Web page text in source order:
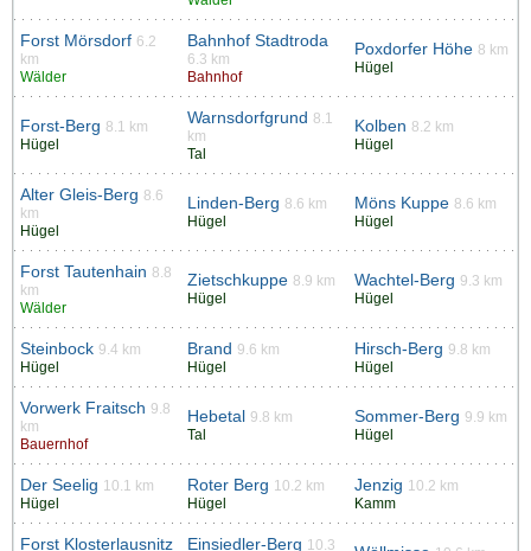
Forst Mörsdorf 6.2
km
Wälder
Bahnhof Stadtroda
6.3 km
Bahnhof
Poxdorfer Höhe 8 km
Hügel
Forst-Berg 8.1 km
Hügel
Warnsdorfgrund 8.1
km
Tal
Kolben 8.2 km
Hügel
Alter Gleis-Berg 8.6
km
Hügel
Linden-Berg 8.6 km
Hügel
Möns Kuppe 8.6 km
Hügel
Forst Tautenhain 8.8
km
Wälder
Zietschkuppe 8.9 km
Hügel
Wachtel-Berg 9.3 km
Hügel
Steinbock 9.4 km
Hügel
Brand 9.6 km
Hügel
Hirsch-Berg 9.8 km
Hügel
Vorwerk Fraitsch 9.8
km
Bauernhof
Hebetal
9.8 km
Tal
Sommer-Berg 9.9 km
Hügel
Der Seelig 10.1 km
Hügel
Roter Berg 10.2 km
Hügel
Jenzig 10.2 km
Kamm
Forst Klosterlausnitz Einsiedler-Berg 10.3